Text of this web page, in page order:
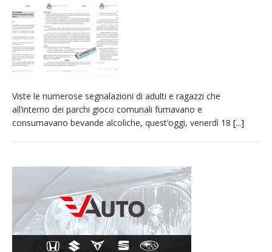
provvisoria»
La Pro verso l’avvio della Stagione
La Regione stanzia oltre 38mila euro per il
carnevale di Santhià. La soddisfazione della
Dieci anni fa l’ingresso a Vercelli
dell’arcivescovo mons. Marco Arnolfo
Viste le numerose segnalazioni di adulti e ragazzi che
all’interno dei parchi gioco comunali fumavano e
consumavano bevande alcoliche, quest’oggi, venerdì 18 [...]